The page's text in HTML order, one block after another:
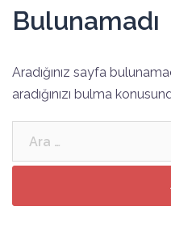
Bulunamadı
Aradığınız sayfa
aradığınızı bulma